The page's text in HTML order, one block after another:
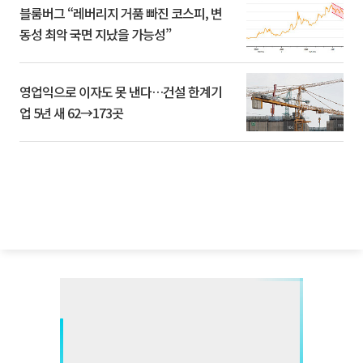
블룸버그 “레버리지 거품 빠진 코스피, 변
동성 최악 국면 지났을 가능성”
영업익으로 이자도 못 낸다…건설 한계기
업 5년 새 62→173곳